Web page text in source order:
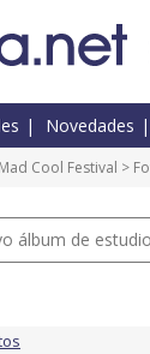
Novedades
Mad Cool Festival >
álbum de